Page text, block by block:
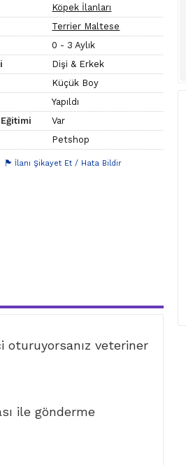
Köpek İlanları
Terrier Maltese
0 - 3 Aylık
Dişi & Erkek
Küçük Boy
Yapıldı
Var
Petshop
İlanı Şikayet Et / Hata Bildir
oturuyorsanız veteriner
ile gönderme